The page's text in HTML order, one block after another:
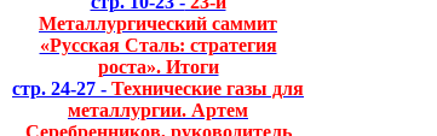
Металлургический саммит
«Русская Сталь: стратегия
роста». Итоги
стр. 24-27 - Технические газы для
металлургии. Артем